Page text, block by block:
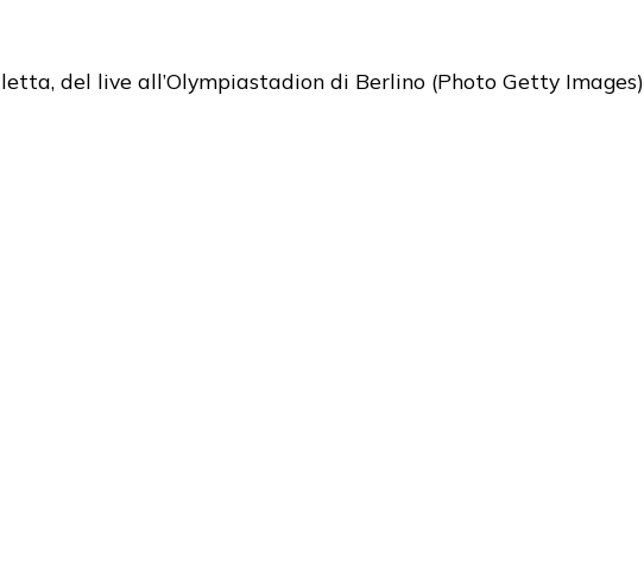
del live all’Olympiastadion di Berlino (Photo Getty Images)